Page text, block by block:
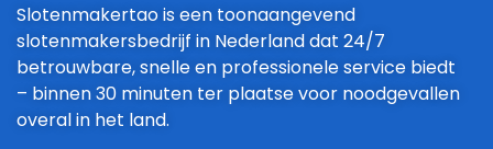
Slotenmakertao is een toonaangevend
slotenmakersbedrijf in Nederland dat 24/7
betrouwbare, snelle en professionele service biedt
– binnen 30 minuten ter plaatse voor noodgevallen
overal in het land.